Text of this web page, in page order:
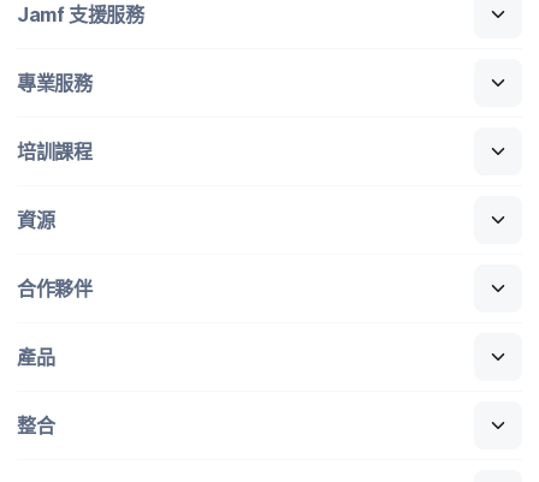
Jamf 支援​服務
專業​服務
培訓​課程
資源
合作​夥伴
產品
整合